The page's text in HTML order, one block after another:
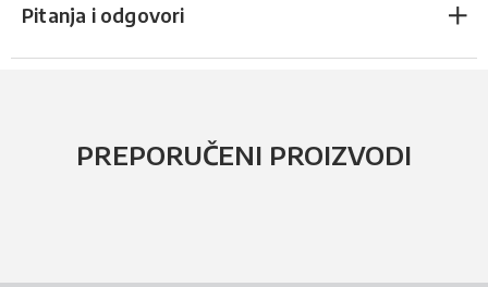
Pitanja i odgovori
PREPORUČENI PROIZVODI